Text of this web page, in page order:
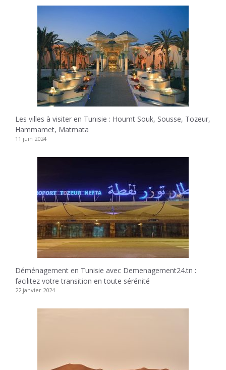
Les villes à visiter en Tunisie : Houmt Souk, Sousse, Tozeur,
Hammamet, Matmata
11 juin 2024
Déménagement en Tunisie avec Demenagement24.tn :
facilitez votre transition en toute sérénité
22 janvier 2024